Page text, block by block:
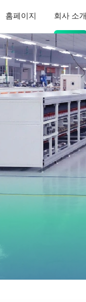
홈페이지 회사 소개